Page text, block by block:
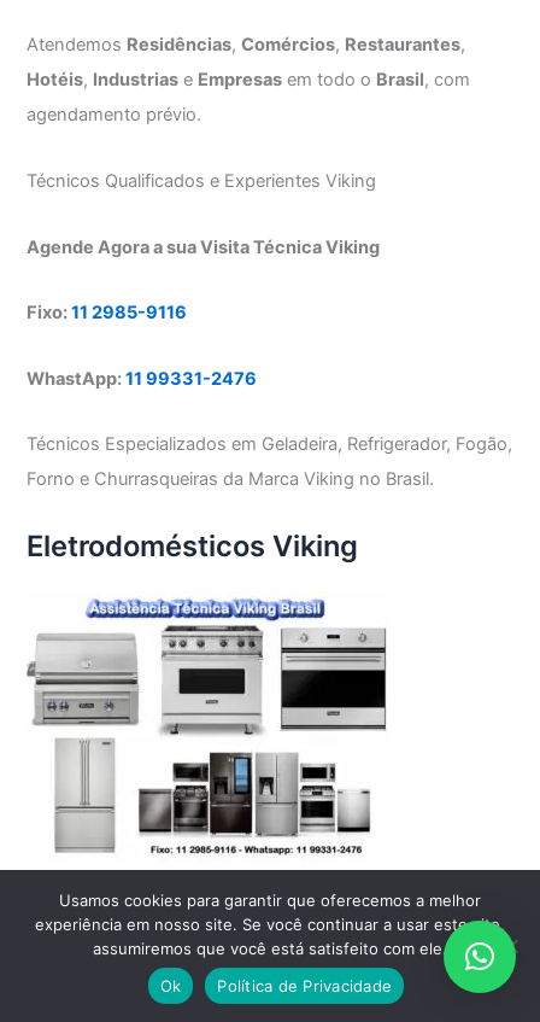
Atendemos Residências,Comércios, Restaurantes,
Hotéis, Industrias e Empresas em todo o Brasil, com
agendamento prévio.
Técnicos Qualificados e Experientes Viking
Agende Agora a sua Visita Técnica Viking
Fixo:11 2985-9116
WhastApp:11 99331-2476
Técnicos Especializados em Geladeira, Refrigerador, Fogão,
Forno e Churrasqueiras da Marca Viking no Brasil.
Eletrodomésticos Viking
Home
Quem Somos
Usamos cookies para garantir que oferecemos a melhor
experiência em nosso site. Se você continuar a usar este site,
assumiremos que você está satisfeito com ele.
Ok
Política de Privacidade